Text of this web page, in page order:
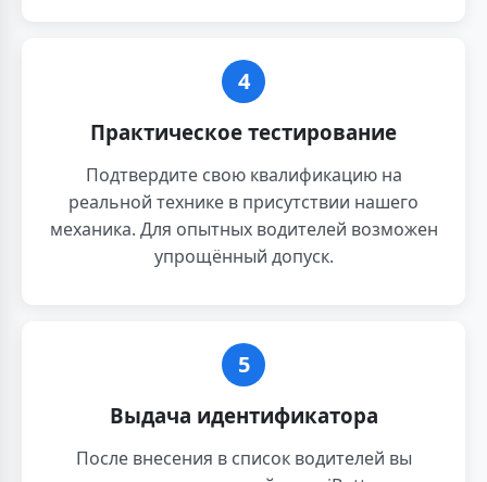
4
Практическое тестирование
Подтвердите свою квалификацию на
реальной технике в присутствии нашего
механика. Для опытных водителей возможен
упрощённый допуск.
5
Выдача идентификатора
После внесения в список водителей вы